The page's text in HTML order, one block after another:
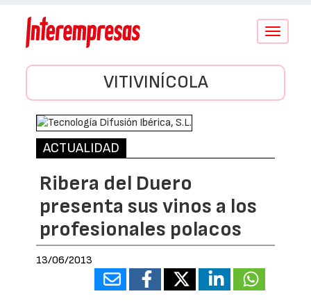
Conmutar
VITIVINÍCOLA
ACTUALIDAD
Ribera del Duero
presenta sus vinos a los
profesionales polacos
13/06/2013